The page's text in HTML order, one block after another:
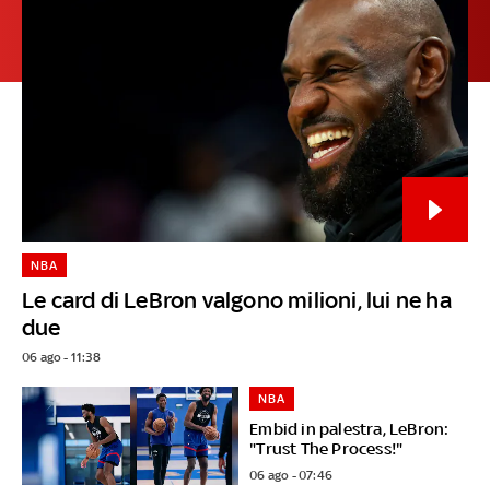
Le card di LeBron valgono milioni, lui ne ha
due
NBA
06 ago - 11:38
Embid in palestra, LeBron:
"Trust The Process!"
NBA
06 ago - 07:46